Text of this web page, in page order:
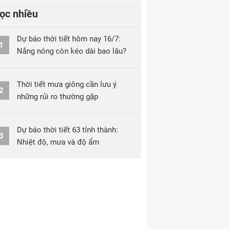
nhiều
Dự báo thời tiết hôm nay 16/7:
Nắng nóng còn kéo dài bao lâu?
Thời tiết mưa giông cần lưu ý
những rủi ro thường gặp
Dự báo thời tiết 63 tỉnh thành:
Nhiệt độ, mưa và độ ẩm